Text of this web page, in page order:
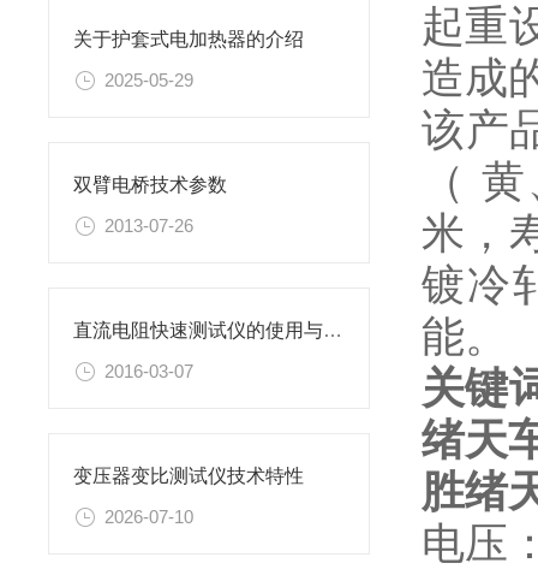
关于护套式电加热器的介绍
2025-05-29
双臂电桥技术参数
2013-07-26
直流电阻快速测试仪的使用与操作教程
2016-03-07
变压器变比测试仪技术特性
2026-07-10
起重
造成
该产
（
米，
镀冷
能。
关键
绪天
胜绪
电压